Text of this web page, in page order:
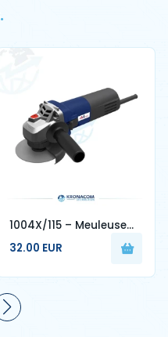
.
1004X/115 – Meuleuse
d’Angle 850W Disque 115
mm - 4MPRO
32.00 EUR